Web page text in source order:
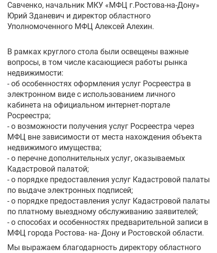
Савченко, начальник МКУ «МФЦ г.Ростова-на-Дону»
Юрий Зданевич и директор областного
Уполномоченного МФЦ Алексей Алехин.
В рамках круглого стола были освещены важные
вопросы, в том числе касающиеся работы рынка
недвижимости:
- об особенностях оформления услуг Росреестра в
электронном виде с использованием личного
кабинета на официальном интернет-портале
Росреестра;
- о возможности получения услуг Росреестра через
МФЦ вне зависимости от места нахождения объекта
недвижимого имущества;
- о перечне дополнительных услуг, оказываемых
Кадастровой палатой;
- о порядке предоставления услуг Кадастровой палаты
по выдаче электронных подписей;
- о порядке предоставления услуг Кадастровой палаты
по платному выездному обслуживанию заявителей;
- о способах и особенностях предварительной записи в
МФЦ города Ростова- на- Дону и Ростовской области.
Мы выражаем благодарность директору областного